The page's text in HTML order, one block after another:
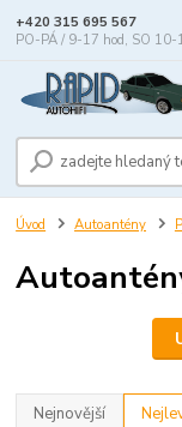
+420 315 695 567
PO-PÁ / 9-17 hod, SO 10-
Úvod Autoantény
Nejnovější